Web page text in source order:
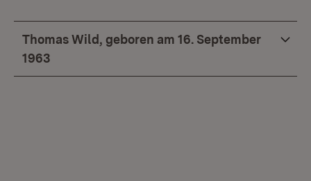
Thomas Wild, geboren am 16. September
1963